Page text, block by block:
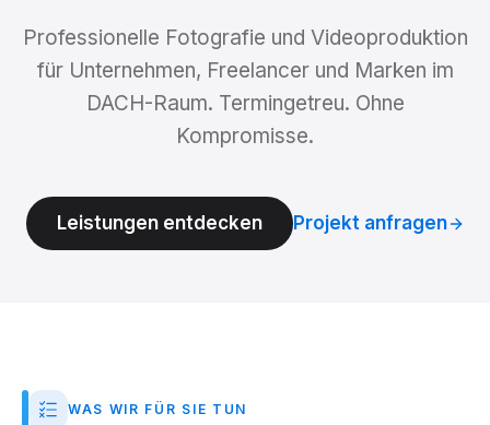
Professionelle Fotografie und Videoproduktion
für Unternehmen, Freelancer und Marken im
DACH-Raum. Termingetreu. Ohne
Kompromisse.
Leistungen entdecken Projekt anfragen
WAS WIR FÜR SIE TUN